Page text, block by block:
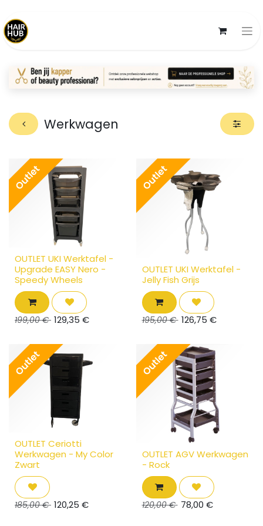
Werkwagen
Outlet
OUTLET UKI Werktafel -
Upgrade EASY Nero -
Speedy Wheels
199,00€ 129,35 €
Outlet
OUTLET UKI Werktafel -
Jelly Fish Grijs
195,00€ 126,75 €
Outlet
OUTLET Ceriotti
Werkwagen - My Color
Zwart
185,00€ 120,25 €
Outlet
OUTLET AGV Werkwagen
- Rock
120,00€ 78,00 €